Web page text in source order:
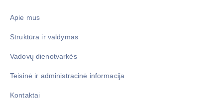
Apie mus
Struktūra ir valdymas
Vadovų dienotvarkės
Teisinė ir administracinė informacija
Kontaktai